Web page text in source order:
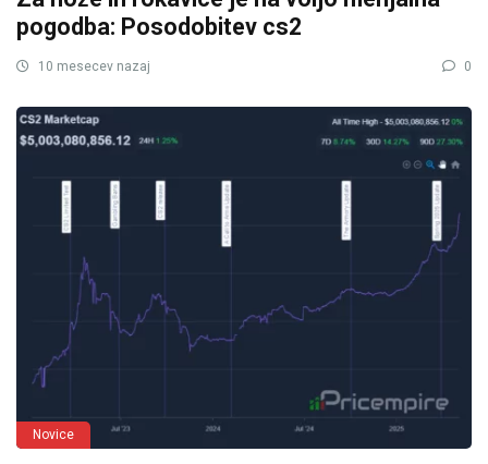
pogodba: Posodobitev cs2
10 mesecev nazaj 0
Novice